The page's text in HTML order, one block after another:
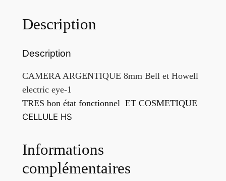
Description
Description
CAMERA ARGENTIQUE 8mm Bell et Howell
electric eye-1
TRES bon état fonctionnel ET COSMETIQUE
CELLULE HS
Informations
complémentaires